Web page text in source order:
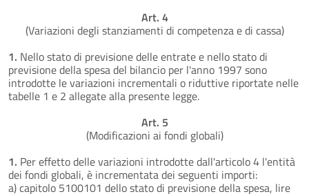
Art. 4
(Variazioni degli stanziamenti di competenza e di cassa)
1. Nello stato di previsione delle entrate e nello stato di
previsione della spesa del bilancio per l'anno 1997 sono
introdotte le variazioni incrementali o riduttive riportate nelle
tabelle 1 e 2 allegate alla presente legge.
Art. 5
(Modificazioni ai fondi globali)
1. Per effetto delle variazioni introdotte dall'articolo 4 l'entità
dei fondi globali, è incrementata dei seguenti importi:
a) capitolo 5100101 dello stato di previsione della spesa, lire